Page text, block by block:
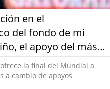
en el
del fondo de mi
el apoyo del más
la final del Mundial a
a cambio de apoyos